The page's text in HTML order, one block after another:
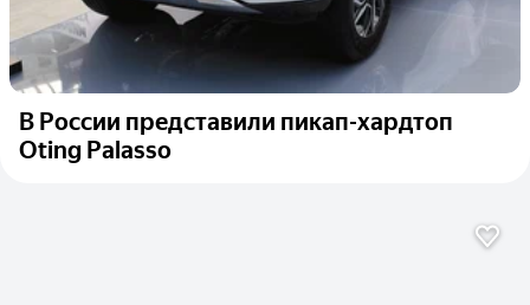
В России представили пикап-хардтоп
Oting Palasso